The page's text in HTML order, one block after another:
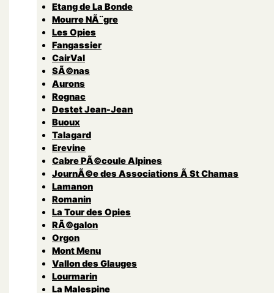
Etang de La Bonde
Mourre NÃ¨gre
Les Opies
Fangassier
CairVal
SÃ©nas
Aurons
Rognac
Destet Jean-Jean
Buoux
Talagard
Erevine
Cabre PÃ©coule Alpines
JournÃ©e des Associations Ã St Chamas
Lamanon
Romanin
La Tour des Opies
RÃ©galon
Orgon
Mont Menu
Vallon des Glauges
Lourmarin
La Malespine